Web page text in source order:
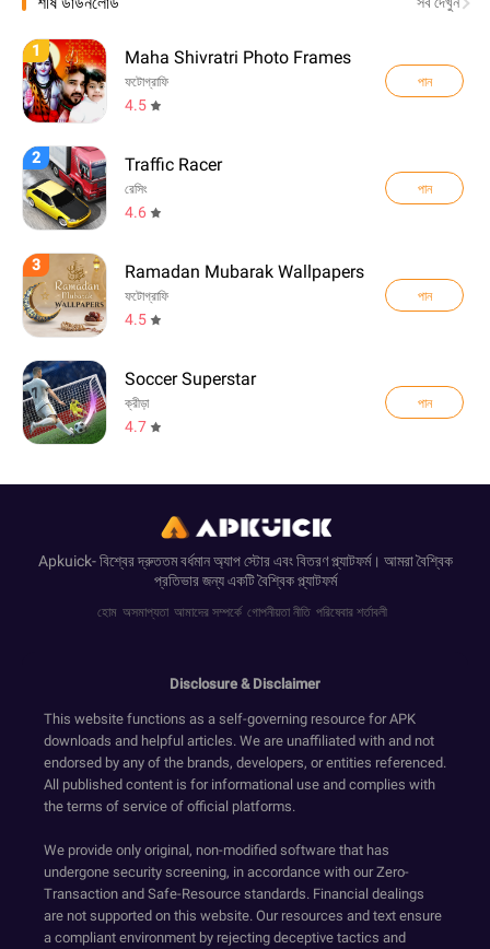
1 Maha Shivratri Photo Frames
ফটোগ্রাফি
4.5
পান
2 Traffic Racer
রেসিং
4.6
পান
3 Ramadan Mubarak Wallpapers
ফটোগ্রাফি
4.5
পান
Soccer Superstar
ক্রীড়া
4.7
পান
Apkuick- বিশ্বের দ্রুততম বর্ধমান অ্যাপ স্টোর এবং বিতরণ প্ল্যাটফর্ম। আমরা বৈশ্বিক
প্রতিভার জন্য একটি বৈশ্বিক প্ল্যাটফর্ম
হোম অসমাপ্যতা আমাদের সম্পর্কে গোপনীয়তা নীতি পরিষেবার শর্তাবলী
Disclosure & Disclaimer
This website functions as a self-governing resource for APK
downloads and helpful articles. We are unaffiliated with and not
endorsed by any of the brands, developers, or entities referenced.
All published content is for informational use and complies with
the terms of service of official platforms.
We provide only original, non-modified software that has
undergone security screening, in accordance with our Zero-
Transaction and Safe-Resource standards. Financial dealings
are not supported on this website. Our resources and text ensure
a compliant environment by rejecting deceptive tactics and